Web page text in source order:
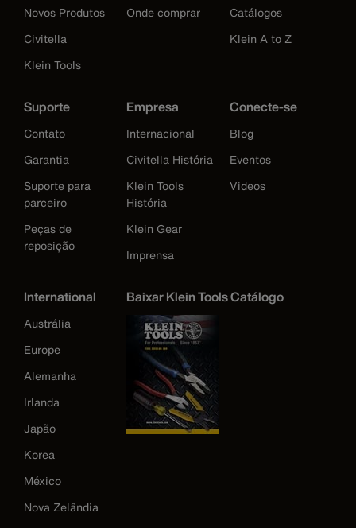
Novos Produtos
Civitella
Klein Tools
Onde comprar
Catálogos
Klein A to Z
Suporte
Contato
Garantia
Suporte para
parceiro
Peças de
reposição
Empresa
Internacional
Civitella História
Klein Tools
História
Klein Gear
Imprensa
Conecte-se
Blog
Eventos
Videos
International
Austrália
Europe
Alemanha
Irlanda
Japão
Korea
México
Nova Zelândia
Baixar Klein Tools Catálogo